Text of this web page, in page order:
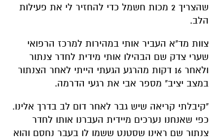
שהצריך 2 מכות חשמל כדי להחזיר לי את פעילות
הלב.
צוות מד"א העביר אותי במהירות למרכז הרפואי
שערי צדק שם הבהילו אותי מידית לחדר צנתור
ולאחר 16 דקות מהרגע הגעתי הייתי לאחר הצנתור
במצב יציב" מספר אבי את רגעי הדרמה.
"קיבלתי קריאה שיש גבר לאחר דום לב בדרך אלינו.
כפי שאנחנו נערכים מיידית העברנו אותו לחדר
צנתור שם ראינו שסטנט ששמו לו בעבר נחסם והוא